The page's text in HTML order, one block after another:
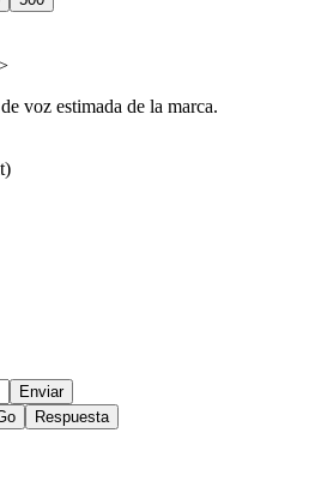
voz estimada de la marca.
Enviar
Respuesta